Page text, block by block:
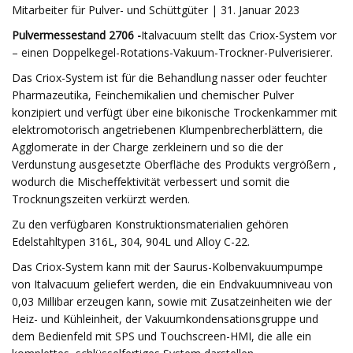
Mitarbeiter für Pulver- und Schüttgüter | 31. Januar 2023
Pulvermessestand 2706 -Italvacuum stellt das Criox-System vor
– einen Doppelkegel-Rotations-Vakuum-Trockner-Pulverisierer.
Das Criox-System ist für die Behandlung nasser oder feuchter
Pharmazeutika, Feinchemikalien und chemischer Pulver
konzipiert und verfügt über eine bikonische Trockenkammer mit
elektromotorisch angetriebenen Klumpenbrecherblättern, die
Agglomerate in der Charge zerkleinern und so die der
Verdunstung ausgesetzte Oberfläche des Produkts vergrößern ,
wodurch die Mischeffektivität verbessert und somit die
Trocknungszeiten verkürzt werden.
Zu den verfügbaren Konstruktionsmaterialien gehören
Edelstahltypen 316L, 304, 904L und Alloy C-22.
Das Criox-System kann mit der Saurus-Kolbenvakuumpumpe
von Italvacuum geliefert werden, die ein Endvakuumniveau von
0,03 Millibar erzeugen kann, sowie mit Zusatzeinheiten wie der
Heiz- und Kühleinheit, der Vakuumkondensationsgruppe und
dem Bedienfeld mit SPS und Touchscreen-HMI, die alle ein